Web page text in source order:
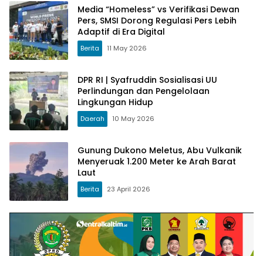
Media “Homeless” vs Verifikasi Dewan
Pers, SMSI Dorong Regulasi Pers Lebih
Adaptif di Era Digital
Berita 11 May 2026
DPR RI | Syafruddin Sosialisasi UU
Perlindungan dan Pengelolaan
Lingkungan Hidup
Daerah 10 May 2026
Gunung Dukono Meletus, Abu Vulkanik
Menyeruak 1.200 Meter ke Arah Barat
Laut
Berita 23 April 2026